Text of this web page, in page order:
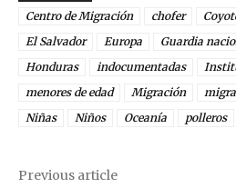
Centro de Migración
chofer
El Salvador
Europa Guardia
Honduras
indocumentadas
menores de edad
Migración
Niñas
Niños Oceanía polleros
Previous article